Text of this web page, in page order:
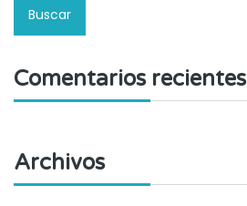
Comentarios recientes
Archivos